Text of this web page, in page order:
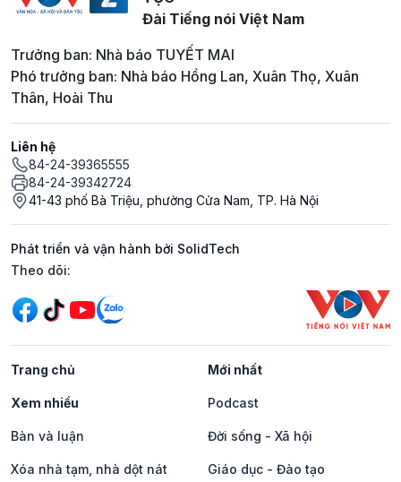
Đài Tiếng nói Việt Nam
Trưởng ban: Nhà báo TUYẾT MAI
Phó trưởng ban: Nhà báo Hồng Lan, Xuân Thọ, Xuân
Thân, Hoài Thu
Liên hệ
84-24-39365555
84-24-39342724
41-43 phố Bà Triệu, phường Cửa Nam, TP. Hà Nội
Phát triển và vận hành bởi SolidTech
Mạng xã hội
Theo dõi:
Trang chủ Mới nhất
Xem nhiều Podcast
Bàn và luận Đời sống - Xã hội
Xóa nhà tạm, nhà dột nát Giáo dục - Đào tạo